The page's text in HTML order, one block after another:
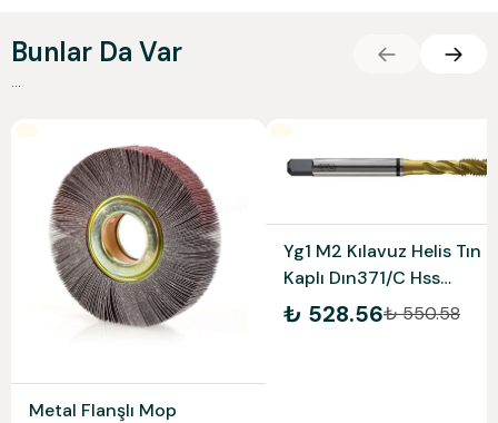
Bunlar Da Var
...
Metal Flanşlı Mop
Yg1 M2 Kılavuz Helis Tın
Kaplı Dın371/C Hss
Td804136
₺ 528.56₺ 550.58